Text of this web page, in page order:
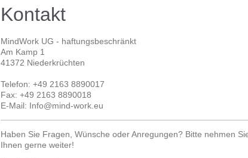
Kontakt
MindWork UG - haftungsbeschränkt
Am Kamp 1
41372 Niederkrüchten
Telefon: +49 2163 8890017
Fax:+49 2163 8890018
E-Mail: Info@mind-work.eu
Haben Sie Fragen, Wünsche oder Anregungen? Bitte nehmen
Ihnen gerne weiter!